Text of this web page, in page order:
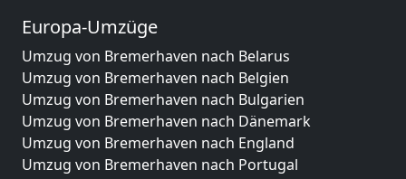
Europa-Umzüge
Umzug von Bremerhaven nach Belarus
Umzug von Bremerhaven nach Belgien
Umzug von Bremerhaven nach Bulgarien
Umzug von Bremerhaven nach Dänemark
Umzug von Bremerhaven nach England
Umzug von Bremerhaven nach Portugal